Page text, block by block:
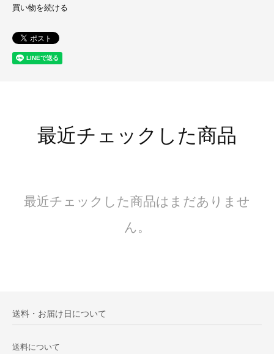
買い物を続ける
最近チェックした商品
最近チェックした商品はまだありませ
ん。
送料・お届け日について
送料について